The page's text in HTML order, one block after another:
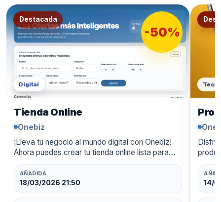
Destacada
-50%
Digital
Tienda Online
Onebiz
¡Lleva tu negocio al mundo digital con Onebiz!
Ahora puedes crear tu tienda online lista para
funcionar las 24 horas, con un diseño
profesional y pagos integra…
AÑADIDA
18/03/2026 21:50 14/